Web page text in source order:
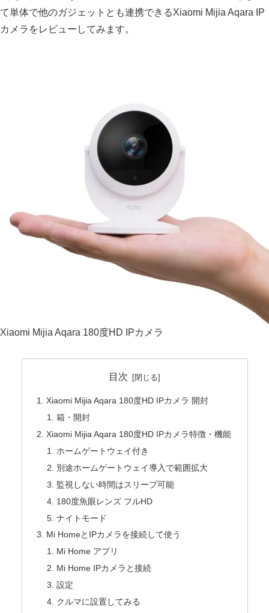
て単体で他のガジェットとも連携できるXiaomi Mijia Aqara IP
カメラをレビューしてみます。
Xiaomi Mijia Aqara 180度HD IPカメラ
目次
Xiaomi Mijia Aqara 180度HD IPカメラ 開封
箱・開封
Xiaomi Mijia Aqara 180度HD IPカメラ特徴・機能
ホームゲートウェイ付き
別途ホームゲートウェイ導入で範囲拡大
監視しない時間はスリープ可能
180度魚眼レンズ フルHD
ナイトモード
Mi HomeとIPカメラを接続して使う
Mi Home アプリ
Mi Home IPカメラと接続
設定
クルマに設置してみる